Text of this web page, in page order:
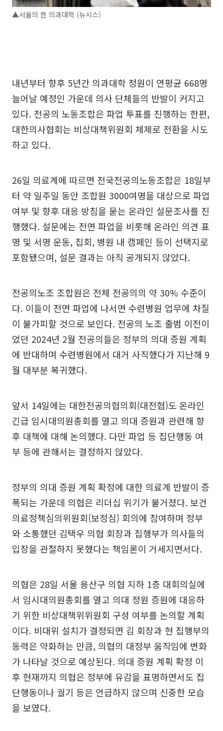
▲서울의 한 의과대학 (뉴시스)
내년부터 향후 5년간 의과대학 정원이 연평균 668명
늘어날 예정인 가운데 의사 단체들의 반발이 커지고
있다. 전공의 노동조합은 파업 투표를 진행하는 한편,
대한의사협회는 비상대책위원회 체제로 전환을 시도
하고 있다.
26일 의료계에 따르면 전국전공의노동조합은 18일부
터 약 일주일 동안 조합원 3000여명을 대상으로 파업
여부 및 향후 대응 방침을 묻는 온라인 설문조사를 진
행했다. 설문에는 전면 파업을 비롯해 온라인 의견 표
명 및 서명 운동, 집회, 병원 내 캠페인 등이 선택지로
포함됐으며, 설문 결과는 아직 공개되지 않았다.
전공의노조 조합원은 전체 전공의의 약 30% 수준이
다. 이들이 전면 파업에 나서면 수련병원 업무에 차질
이 불가피할 것으로 보인다. 전공의 노조 출범 이전이
었던 2024년 2월 전공의들은 정부의 의대 증원 계획
에 반대하며 수련병원에서 대거 사직했다가 지난해 9
월 대부분 복귀했다.
앞서 14일에는 대한전공의협의회(대전협)도 온라인
긴급 임시대의원총회를 열고 의대 증원과 관련해 향
후 대책에 대해 논의했다. 다만 파업 등 집단행동 여
부 등에 관해서는 결정하지 않았다.
정부의 의대 증원 계획 확정에 대한 의료계 반발이 증
폭되는 가운데 의협은 리더십 위기가 불거졌다. 보건
의료정책심의위원회(보정심) 회의에 참여하며 정부
와 소통했던 김택우 의협 회장과 집행부가 의사들의
입장을 관철하지 못했다는 책임론이 거세지면서다.
의협은 28일 서울 용산구 의협 지하 1층 대회의실에
서 임시대의원총회를 열고 의대 정원 증원에 대응하
기 위한 비상대책위위원회 구성 여부를 논의할 계획
이다. 비대위 설치가 결정되면 김 회장과 현 집행부의
동력은 약화하는 만큼, 의협의 대정부 움직임에 변화
가 나타날 것으로 예상된다. 의대 증원 계획 확정 이
후 현재까지 의협은 정부에 유감을 표명하면서도 집
단행동이나 궐기 등은 언급하지 않으며 신중한 모습
을 보였다.